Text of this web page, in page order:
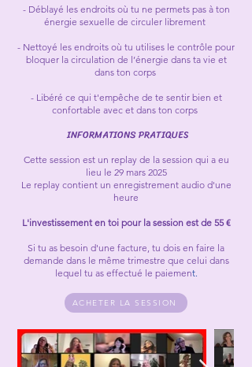
- Déblayé les endroits où tu ne permets pas à ton
énergie sexuelle de circuler librement
- Nettoyé les endroits où tu utilises le contrôle pour
bloquer la circulation de l’énergie dans ta vie et
dans ton corps
- Libéré ce qui t'empêche de te sentir bien et
confortable avec et dans ton corps
INFORMATIONS PRATIQUES
Cette session est un replay de la session qui a eu
lieu le 29 mars 2025
Le replay contient un enregistrement audio d'une
heure
L'investissement en toi pour la session est de 55 €
Si tu as besoin d'une facture, tu dois en faire la
demande dans le même trimestre que celui dans
lequel tu as effectué le paiement.
ACHETER LA SESSION